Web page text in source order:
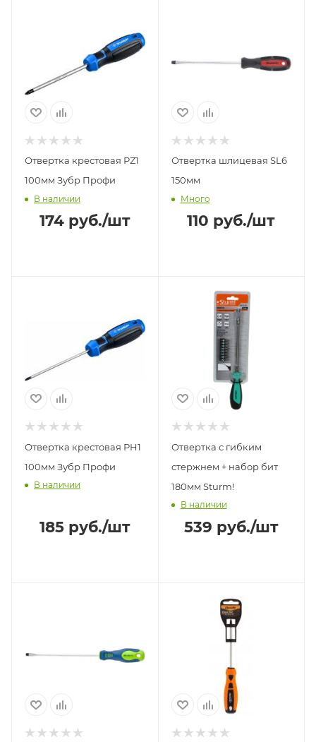
Отвертка крестовая РZ1
100мм Зубр Профи
В наличии
174руб./шт
Отвертка шлицевая SL6
150мм
Много
110 руб./шт
Отвертка крестовая РH1
100мм Зубр Профи
В наличии
185руб./шт
Отвертка с гибким
стержнем + набор бит
180мм Sturm!
В наличии
539 руб./шт